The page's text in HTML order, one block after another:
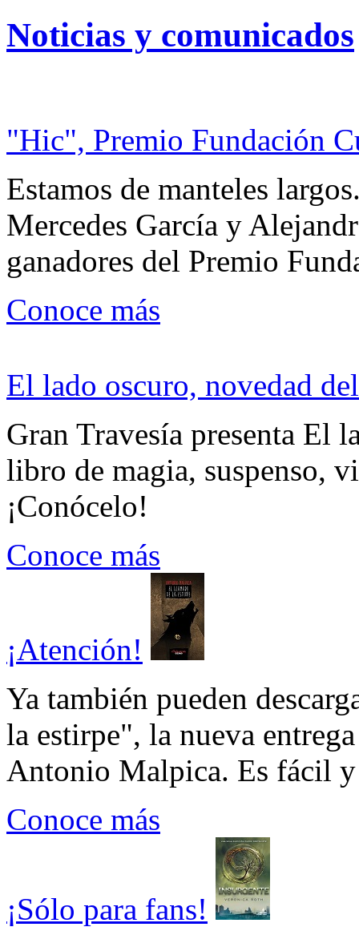
Noticias y comunicados
"Hic", Premio Fundación
Estamos de manteles
Mercedes García y
ganadores del Premio
Conoce más
El lado oscuro, novedad
Gran Travesía presenta El
libro de magia, suspenso,
¡Conócelo!
Conoce más
¡Atención!
Ya también pueden
la estirpe", la nueva
Antonio Malpica. Es fácil
Conoce más
¡Sólo para fans!